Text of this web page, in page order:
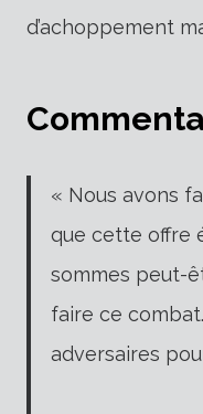
d’achoppement
« Nous avons
que cette offre
sommes peut-
faire ce
adversaires